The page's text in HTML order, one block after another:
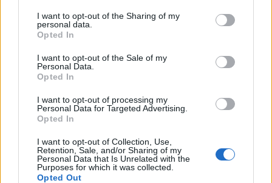
not limited to your visit or usage behaviour. You may click to
grant or deny consent to Google and its third-party tags to
use your data for below specified purposes in below Google
consent section.
I want to opt-out of the Sharing of my
personal data.
Opted In
I want to opt-out of the Sale of my
Personal Data.
Opted In
I want to opt-out of processing my
Personal Data for Targeted Advertising.
Opted In
I want to opt-out of Collection, Use,
Retention, Sale, and/or Sharing of my
Personal Data that Is Unrelated with the
Purposes for which it was collected.
Opted Out